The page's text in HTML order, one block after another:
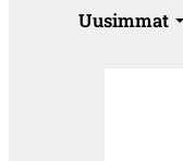
Uusimmat